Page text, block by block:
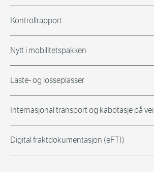
Kontrollrapport
Nytt i mobilitetspakken
Laste- og losseplasser
Internasjonal transport og kabotasje på vei
Digital fraktdokumentasjon (eFTI)